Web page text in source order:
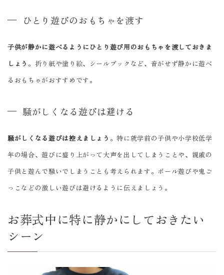
ひとり遊びのおもちゃを渡す
子供が静かに遊べるようにひとり遊び用のおもちゃを渡しておきま
しょう 。折り紙や塗り絵、シールブックなど、音がせず静かに遊べ
るおもちゃがおすすめです。
騒がしくなる遊びは避ける
騒がしくなる遊びは控えましょう 。特に就学前の子供や小学校低学
年の場合、遊びに盛り上がって大声を出してしまうことや、親戚の
子供と遊んで騒いでしまうことも考えられます。ボール遊びや鬼ご
っこなどの激しい遊びは避けるように伝えましょう。
お葬式中に特に静かにしておきたい
シーン